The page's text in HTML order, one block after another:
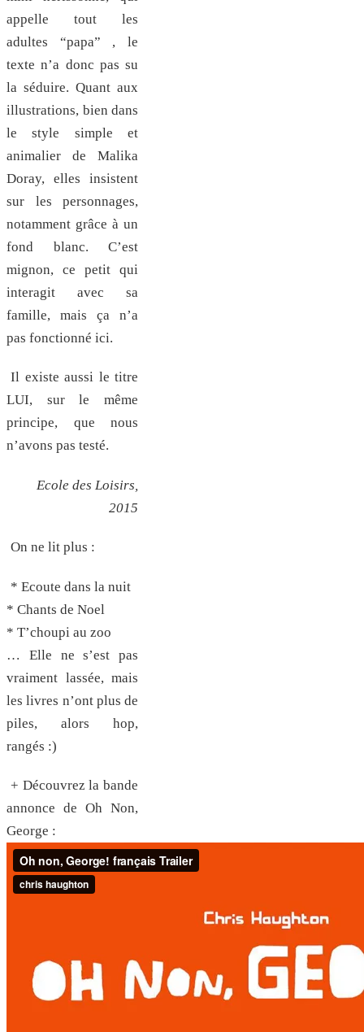
appelle tout les
adultes “papa” , le
texte n’a donc pas su
la séduire. Quant aux
illustrations, bien dans
le style simple et
animalier de Malika
Doray, elles insistent
sur les personnages,
notamment grâce à un
fond blanc. C’est
mignon, ce petit qui
interagit avec sa
famille, mais ça n’a
pas fonctionné ici.
Il existe aussi le titre
LUI, sur le même
principe, que nous
n’avons pas testé.
Ecole des Loisirs,
2015
On ne lit plus :
* Ecoute dans la nuit
* Chants de Noel
* T’choupi au zoo
… Elle ne s’est pas
vraiment lassée, mais
les livres n’ont plus de
piles, alors hop,
rangés :)
+ Découvrez la bande
annonce de Oh Non,
George :